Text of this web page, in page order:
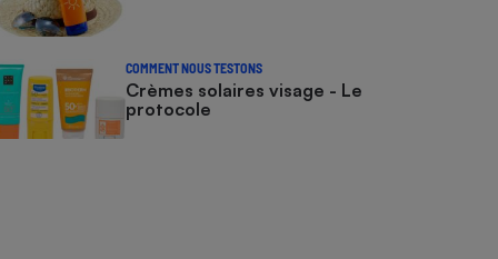
COMMENT NOUS TESTONS
Crèmes solaires visage - Le
protocole